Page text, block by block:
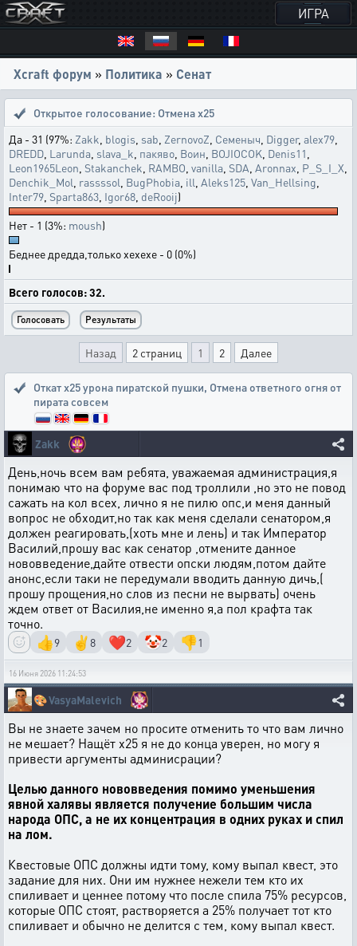
ИГРА
Xcraft форум » Политика » Сенат
Открытое голосование: Отмена х25
Да - 31 (97%: Zakk blogis sab ZernovoZ Семеныч Digger, alex79
DREDD Larunda slava_k пакяво Воин BOJIOCOK Denis11
Leon1965Leon Stakanchek RAMBO vanilla SDA Aronnax P_S_I_X
Denchik_Mol rassssol BugPhobia ill Aleks125 Van_Hellsing
Inter79 Sparta863 Igor68 deRooij)
Нет - 1 (3%: moush)
Беднее дредда,только хехехе - 0 (0%)
Всего голосов: 32.
Назад 2 страниц 1 2 Далее
Откат х25 урона пиратской пушки, Отмена ответного огня от
пирата совсем
Zakk
День,ночь всем вам ребята, уважаемая администрация,я
понимаю что на форуме вас под троллили ,но это не повод
сажать на кол всех, лично я не пилю опс,и меня данный
вопрос не обходит,но так как меня сделали сенатором,я
должен реагировать,(хоть мне и лень) и так Император
Василий,прошу вас как сенатор ,отмените данное
нововведение,дайте отвести опски людям,потом дайте
анонс,если таки не передумали вводить данную дичь,(
прошу прощения,но слов из песни не вырвать) очень
ждем ответ от Василия,не именно я,а пол крафта так
точно.
👍9 ✌️8 ❤️2 🤡2 👎1
16 Июня 2026 11:24:53
🎨VasyaMalevich
Вы не знаете зачем но просите отменить то что вам лично
не мешает? Нащёт х25 я не до конца уверен, но могу я
привести аргументы админисрации?
Целью данного нововведения помимо уменьшения
явной халявы является получение большим числа
народа ОПС, а не их концентрация в одних руках и спил
на лом.
Квестовые ОПС должны идти тому, кому выпал квест, это
задание для них. Они им нужнее нежели тем кто их
спиливает и ценнее потому что после спила 75% ресурсов,
которые ОПС стоят, растворяется а 25% получает тот кто
спиливает и обычно не делится с тем, кому выпал квест.